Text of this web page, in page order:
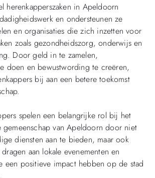
herenkapperszaken in Apeldoorn
en ondersteunen ze
en organisaties die zich inzetten voor
zoals gezondheidszorg, onderwijs en
Door geld in te zamelen,
doen en bewustwording te creëren,
bij aan een betere toekomst
spelen een belangrijke rol bij het
gemeenschap van Apeldoorn door niet
diensten aan te bieden, maar ook
aan lokale evenementen en
een positieve impact hebben op de stad